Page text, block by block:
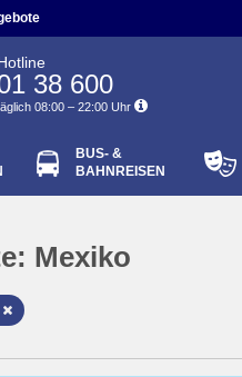
38 600
08:00 – 22:00 Uhr
BUS- &
BAHNREISEN
Mexiko